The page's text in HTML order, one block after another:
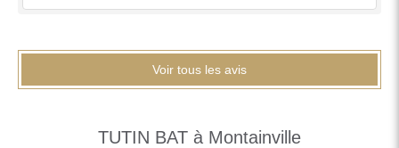
Voir tous les avis
TUTIN BAT à Montainville